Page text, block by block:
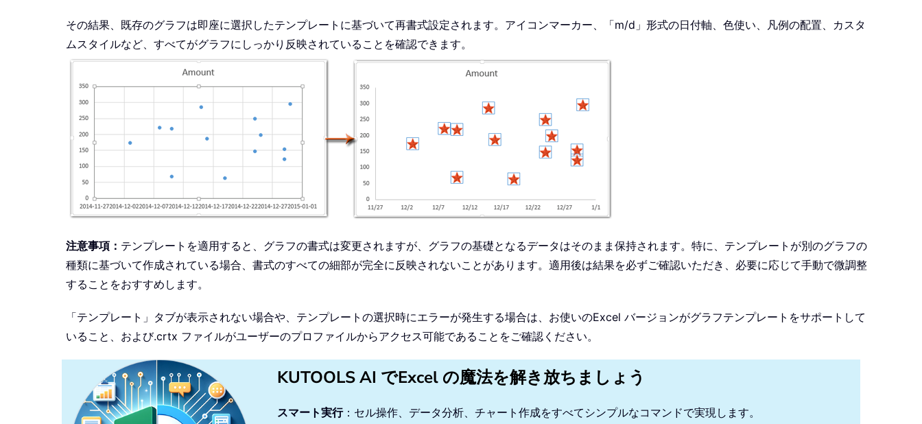
その結果、既存のグラフは即座に選択したテンプレートに基づいて再書式設定されます。アイコンマーカー、「m/d」形式の日付軸、色使い、凡例の配置、カスタ
ムスタイルなど、すべてがグラフにしっかり反映されていることを確認できます。
注意事項： テンプレートを適用すると、グラフの書式は変更されますが、グラフの基礎となるデータはそのまま保持されます。特に、テンプレートが別のグラフの
種類に基づいて作成されている場合、書式のすべての細部が完全に反映されないことがあります。適用後は結果を必ずご確認いただき、必要に応じて手動で微調整
することをおすすめします。
「テンプレート」タブが表示されない場合や、テンプレートの選択時にエラーが発生する場合は、お使いのExcel バージョンがグラフテンプレートをサポートして
いること、および.crtx ファイルがユーザーのプロファイルからアクセス可能であることをご確認ください。
KUTOOLS AI でExcel の魔法を解き放ちましょう
スマート実行：セル操作、データ分析、チャート作成をすべてシンプルなコマンドで実現します。